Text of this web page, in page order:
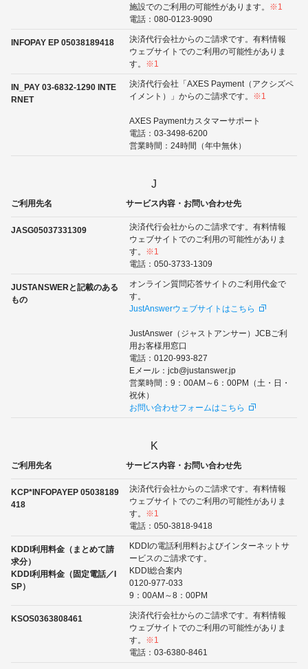
施設でのご利用の可能性があります。 ※1
電話：080-0123-9090
INFOPAY EP 05038189418
決済代行会社からのご請求です。有料情報
ウェブサイトでのご利用の可能性がありま
す。 ※1
IN_PAY 03-6832-1290 INTE
RNET
決済代行会社「AXES Payment（アクシズペ
イメント）」からのご請求です。 ※1
AXES Paymentカスタマーサポート
電話：03-3498-6200
営業時間：24時間（年中無休）
J
ご利用先名 サービス内容・お問い合わせ先
JASG05037331309
決済代行会社からのご請求です。有料情報
ウェブサイトでのご利用の可能性がありま
す。 ※1
電話：050-3733-1309
JUSTANSWERと記載のある
もの
オンライン質問応答サイトのご利用代金で
す。
JustAnswerウェブサイトはこちら
JustAnswer（ジャストアンサー）JCBご利
用お客様用窓口
電話：0120-993-827
Eメール：jcb@justanswer.jp
営業時間：9：00AM～6：00PM（土・日・
祝休）
お問い合わせフォームはこちら
K
ご利用先名 サービス内容・お問い合わせ先
KCP*INFOPAYEP 05038189
418
決済代行会社からのご請求です。有料情報
ウェブサイトでのご利用の可能性がありま
す。 ※1
電話：050-3818-9418
KDDI利用料金（まとめて請
求分）
KDDI利用料金（固定電話／I
SP）
KDDIの電話利用料およびインターネットサ
ービスのご請求です。
KDDI総合案内
0120-977-033
9：00AM～8：00PM
KSOS0363808461
決済代行会社からのご請求です。有料情報
ウェブサイトでのご利用の可能性がありま
す。 ※1
電話：03-6380-8461